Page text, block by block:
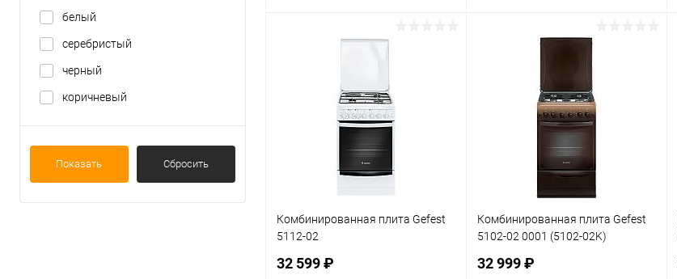
белый
серебристый
черный
коричневый
Показать Сбросить
В корзину
Купить в 1 клик
В избранное
В корзину
Купить в 1 клик
В избранное В наличии
Комбинированная плита Gefest
5112-02
32 599 ₽
Комбинированная плита Gefest
5102-02 0001 (5102-02K)
32 999 ₽